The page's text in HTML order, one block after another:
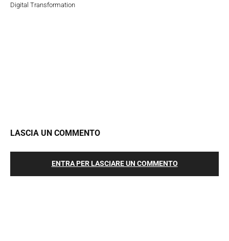
Digital Transformation
LASCIA UN COMMENTO
ENTRA PER LASCIARE UN COMMENTO